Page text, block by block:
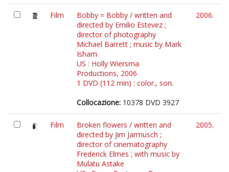
Film
Bobby = Bobby / written and
directed by Emilio Estevez ;
director of photography
Michael Barrett ; music by Mark
Isham
US : Holly Wiersma
Productions, 2006
1 DVD (112 min) : color., son.
Collocazione: 10378 DVD 3927
2006.
Film
Broken flowers / written and
directed by Jim Jarmusch ;
director of cinematography
Frederick Elmes ; with music by
Mulatu Astake
2005.